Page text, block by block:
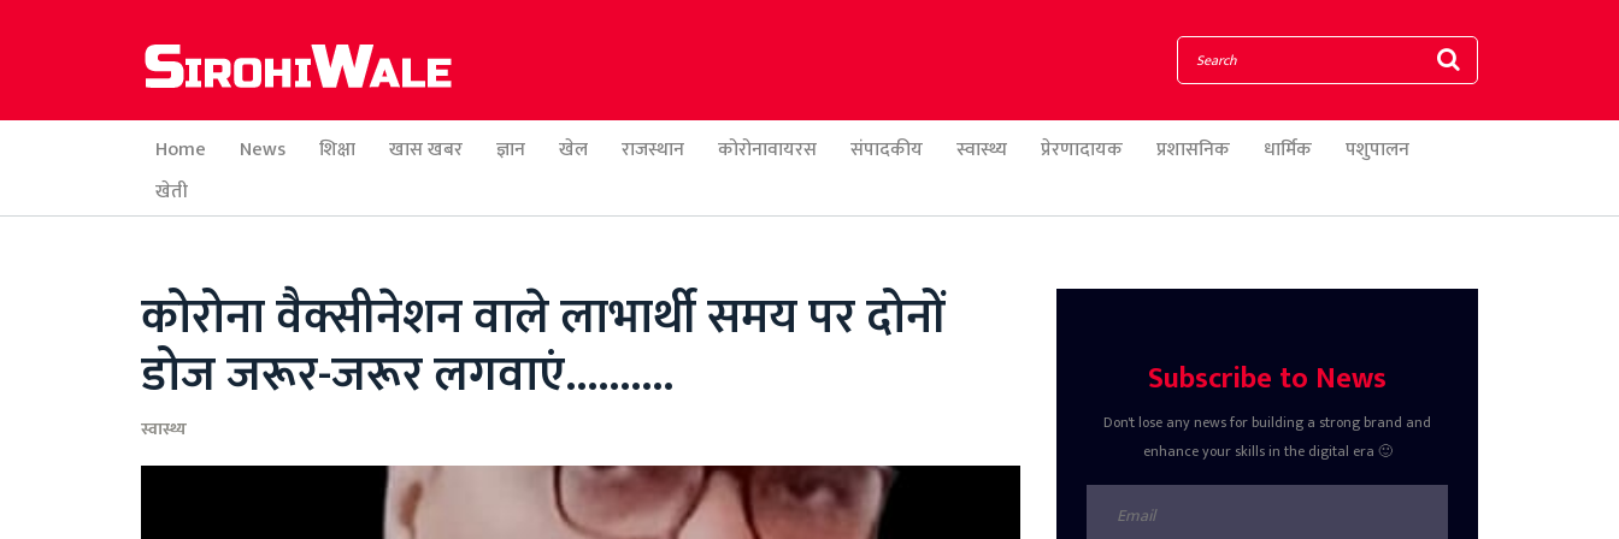
Home News शिक्षा खास खबर ज्ञान खेल राजस्थान कोरोनावायरस संपादकीय स्वास्थ्य प्रेरणादायक प्रशासनिक धार्मिक
पशुपालन
खेती
कोरोना वैक्सीनेशन वाले लाभार्थी समय पर दोनों
डोज जरूर-जरूर लगवाएं..........
स्वास्थ्य
Subscribe to News
Don't lose any news for building a strong brand and
enhance your skills in the digital era 🙂